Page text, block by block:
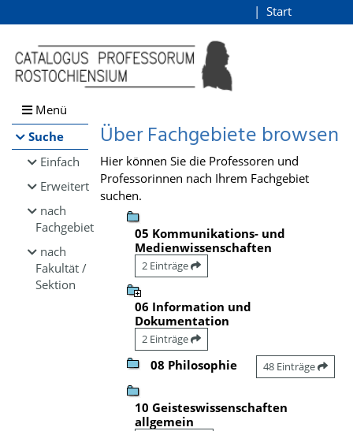
Browsen
direkt zum Inhalt
Start
Menü
Suche
Einfach
Erweitert
nach
Fachgebiet
nach
Fakultät /
Sektion
Über Fachgebiete browsen
Hier können Sie die Professoren und
Professorinnen nach Ihrem Fachgebiet
suchen.
05 Kommunikations- und
Medienwissenschaften
2 Einträge
06 Information und
Dokumentation
2 Einträge
08 Philosophie 48 Einträge
10 Geisteswissenschaften
allgemein